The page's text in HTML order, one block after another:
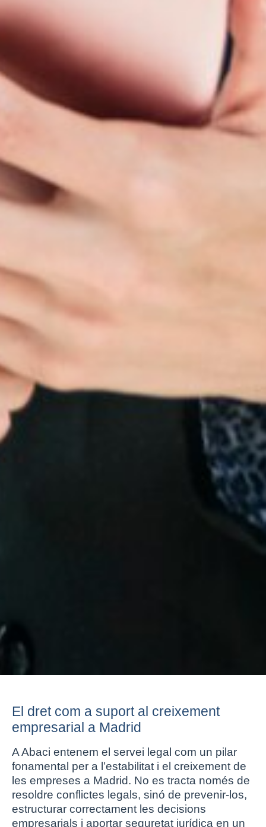
El dret com a suport al creixement
empresarial a Madrid
A Abaci entenem el servei legal com un pilar
fonamental per a l’estabilitat i el creixement de
les empreses a Madrid. No es tracta només de
resoldre conflictes legals, sinó de prevenir-los,
estructurar correctament les decisions
empresarials i aportar seguretat jurídica en un